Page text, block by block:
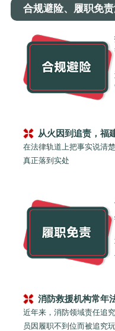
合规避险、履职免
从火因到追责，福
在法律轨道上把事实说清
真正落到实处
消防救援机构常年
近年来，消防领域责任追
员因履职不到位而被追究